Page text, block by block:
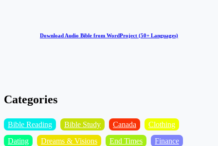
Download Audio Bible from WordProject (50+ Languages)
Categories
Bible Reading Bible Study Canada
Clothing
Dating
Dreams & Visions End Times
Finance